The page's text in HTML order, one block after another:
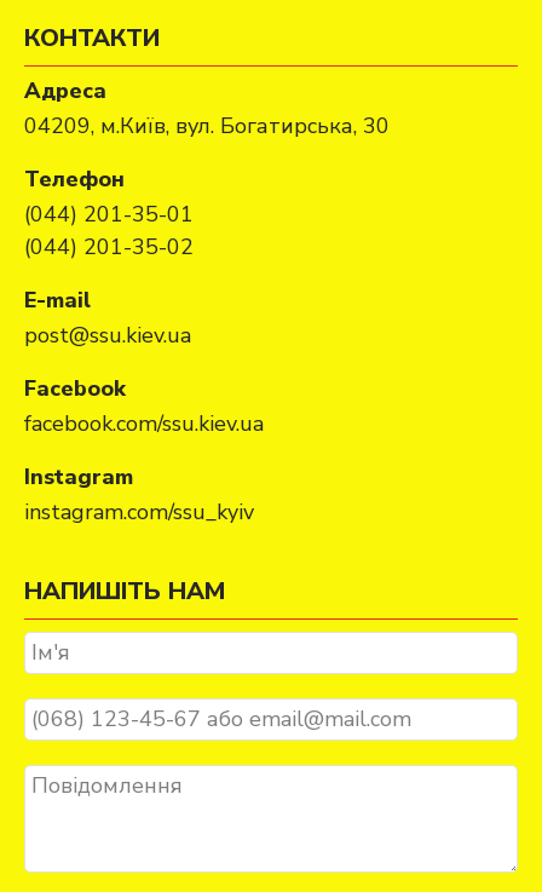
КОНТАКТИ
Адреса
04209, м.Київ, вул. Богатирська, 30
Телефон
(044) 201-35-01
(044) 201-35-02
E-mail
post@ssu.kiev.ua
Facebook
facebook.com/ssu.kiev.ua
Instagram
instagram.com/ssu_kyiv
НАПИШІТЬ НАМ